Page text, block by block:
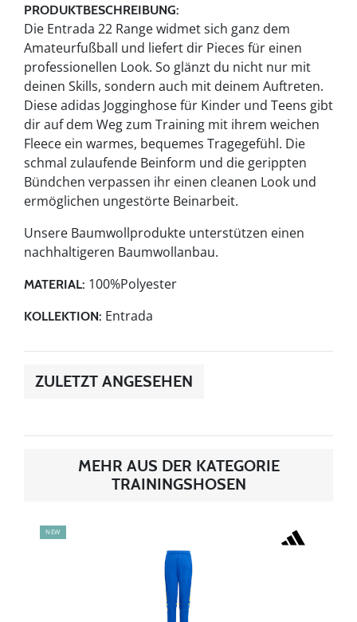
PRODUKTBESCHREIBUNG:
Die Entrada 22 Range widmet sich ganz dem
Amateurfußball und liefert dir Pieces für einen
professionellen Look. So glänzt du nicht nur mit
deinen Skills, sondern auch mit deinem Auftreten.
Diese adidas Jogginghose für Kinder und Teens gibt
dir auf dem Weg zum Training mit ihrem weichen
Fleece ein warmes, bequemes Tragegefühl. Die
schmal zulaufende Beinform und die gerippten
Bündchen verpassen ihr einen cleanen Look und
ermöglichen ungestörte Beinarbeit.
Unsere Baumwollprodukte unterstützen einen
nachhaltigeren Baumwollanbau.
MATERIAL: 100%Polyester
KOLLEKTION: Entrada
ZULETZT ANGESEHEN
MEHR AUS DER KATEGORIE
TRAININGSHOSEN
NEW